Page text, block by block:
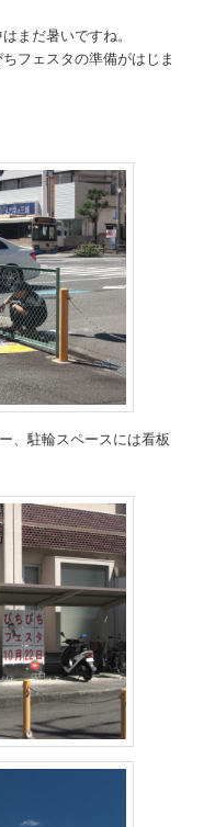
まだ暑いですね。
フェスタの準備がはじま
、駐輪スペースには看板